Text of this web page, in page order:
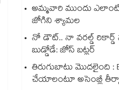
అమ్మవారి ముందు
జోగిని శ్యామల
నో డౌట్.. నా వరల్డ్ రికార్డ్
బుడ్డోడే: జోస్ బట్లర్
తిరుగుబాటు మొదలైంది :
చేయాలంటూ అసెంబ్లీ